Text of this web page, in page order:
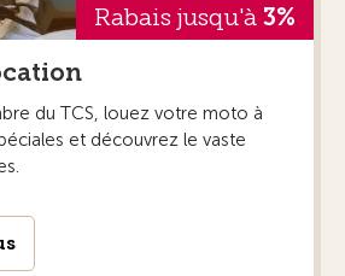
Rabais jusqu'à 3%
du TCS, louez votre moto à
et découvrez le vaste